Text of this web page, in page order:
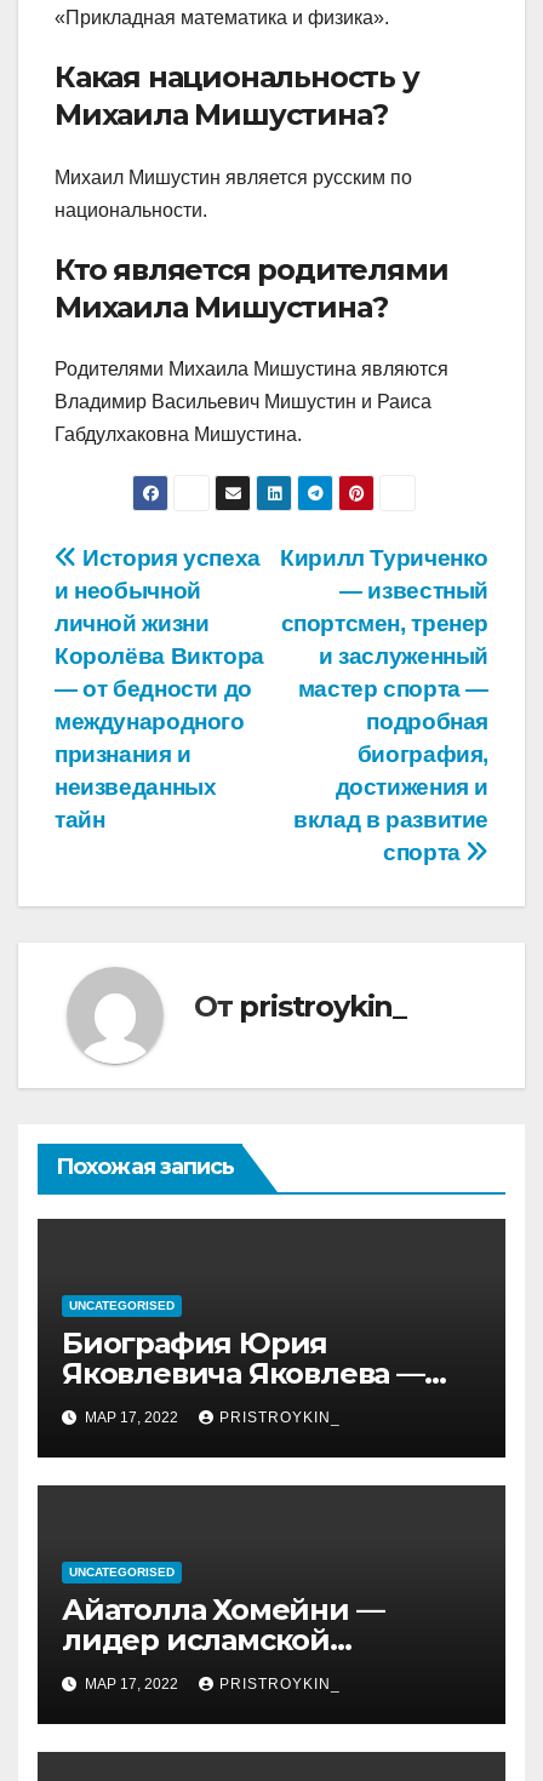
«Прикладная математика и физика».
Какая национальность у
Михаила Мишустина?
Михаил Мишустин является русским по
национальности.
Кто является родителями
Михаила Мишустина?
Родителями Михаила Мишустина являются
Владимир Васильевич Мишустин и Раиса
Габдулхаковна Мишустина.
Навигация
по
записям
Кирилл Туриченко
— известный
спортсмен, тренер
и заслуженный
мастер спорта —
подробная
биография,
достижения и
вклад в развитие
спорта
История успеха
и необычной
личной жизни
Королёва Виктора
— от бедности до
международного
признания и
неизведанных
тайн
От pristroykin_
Похожая запись
UNCATEGORISED
Биография Юрия
Яковлевича Яковлева —
история его личной и
профессиональной жизни
МАР 17, 2022 PRISTROYKIN_
UNCATEGORISED
Айатолла Хомейни —
лидер исламской
революции, его биография
и идеология, роль в
иранской политике и
последствия его
МАР 17, 2022 PRISTROYKIN_